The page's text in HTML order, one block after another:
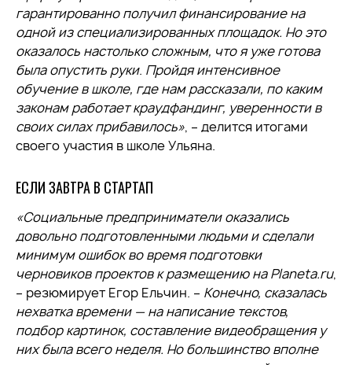
гарантированно получил финансирование на
одной из специализированных площадок. Но это
оказалось настолько сложным, что я уже готова
была опустить руки. Пройдя интенсивное
обучение в школе, где нам рассказали, по каким
законам работает краудфандинг, уверенности в
своих силах прибавилось», – делится итогами
своего участия в школе Ульяна.
ЕСЛИ ЗАВТРА В СТАРТАП
«Социальные предприниматели оказались
довольно подготовленными людьми и сделали
минимум ошибок во время подготовки
черновиков проектов к размещению на Planeta.ru,
– резюмирует Егор Ельчин. – Конечно, сказалась
нехватка времени — на написание текстов,
подбор картинок, составление видеобращения у
них была всего неделя. Но большинство вполне